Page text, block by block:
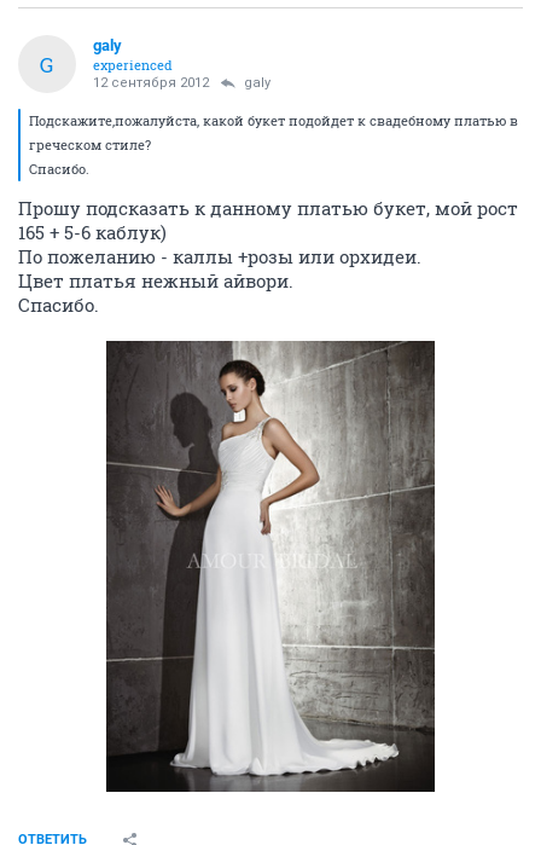
G
galy
experienced
12 сентября 2012 galy
Подскажите,пожалуйста, какой букет подойдет к свадебному платью в
греческом стиле?
Спасибо.
Прошу подсказать к данному платью букет, мой рост
165 + 5-6 каблук)
По пожеланию - каллы +розы или орхидеи.
Цвет платья нежный айвори.
Спасибо.
ОТВЕТИТЬ